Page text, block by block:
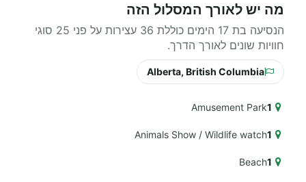
מה יש לאורך המסלול הזה
הנסיעה בת 17 הימים כוללת 36 עצירות על פני 25 סוגי
חוויות שונים לאורך הדרך.
Alberta, British Columbia
1
Amusement Park
1
Animals Show / Wildlife watch
1
Beach